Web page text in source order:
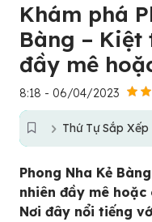
Khám phá
Bàng – Kiệt
đầy mê
8:18 - 06/04/2023
Thứ Tự Sắp Xếp
Phong Nha Kẻ
nhiên đầy mê
Nơi đây nổi tiếng